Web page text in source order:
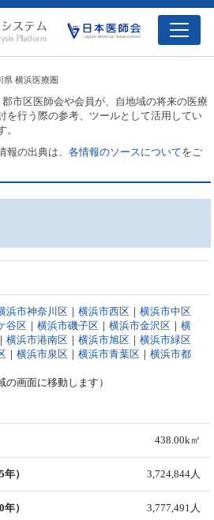
県 横浜医療圏
市区医師会や会員が、自地域の将来の医療
を行う際の参考、ツールとして活用してい
。
報の出典は、各情報のソースについてをご
浜市神奈川区 ｜横浜市西区 ｜横浜市中区
谷区 ｜横浜市磯子区 ｜横浜市金沢区 ｜横
｜横浜市港南区 ｜横浜市旭区 ｜横浜市緑区
｜横浜市泉区 ｜横浜市青葉区 ｜横浜市都
の画面に移動します）
438.00k㎡
年） 3,724,844人
年） 3,777,491人